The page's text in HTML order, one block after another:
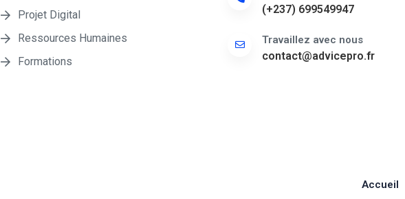
Projet Digital
Ressources Humaines
Formations
(+237) 699549947
Travaillez avec nous
contact@advicepro.fr
Accueil